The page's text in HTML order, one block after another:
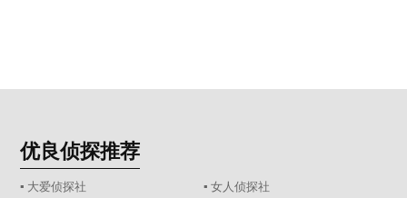
优良侦探推荐
▪ 大爱侦探社
▪ 女人侦探社